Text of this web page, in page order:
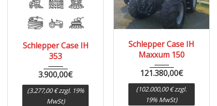
Schlepper Case IH
353
3.900,00€
(3.277,00 € zzgl. 19%
MwSt)
Schlepper Case IH
Maxxum 150
121.380,00€
(102.000,00 € zzgl.
19% MwSt)